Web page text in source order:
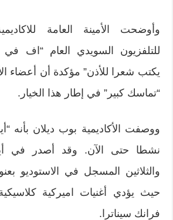
وأوضحت الأمينة العامة
للتلفزيون السويدي العام “اف في
يكتب شعرا للأذن” مؤكدة أن أعضاء
“تماسك كبير” في إطار هذا الخيار.
ووصفت الأكاديمية بوب ديلان بأنه
نشطا حتى الآن. وقد أصدر في
والثلاثين المسجل في الاستوديو
حيث يؤدي أغنيات اميركية
فرانك سيناترا.